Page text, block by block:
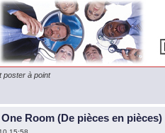
poster à point
Room (De pièces en pièces)